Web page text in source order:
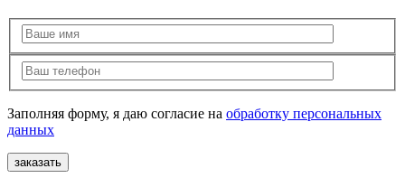
Заполняя форму, я даю согласие на обработку персональных
данных